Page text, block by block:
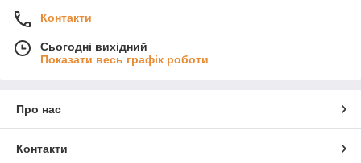
Контакти
Сьогодні вихідний
Показати весь графік роботи
Про нас
Контакти